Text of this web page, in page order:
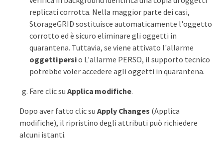
replicati corrotta. Nella maggior parte dei casi,
StorageGRID sostituisce automaticamente l'oggetto
corrotto ed è sicuro eliminare gli oggetti in
quarantena. Tuttavia, se viene attivato l'allarme
oggetti persio L'allarme PERSO, il supporto tecnico
potrebbe voler accedere agli oggetti in quarantena.
Fare clic su Applica modifiche.
Dopo aver fatto clic su Apply Changes (Applica
modifiche), il ripristino degli attributi può richiedere
alcuni istanti.